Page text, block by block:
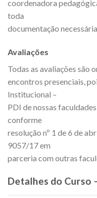
coordenadora
toda
documentação
Avaliações
Todas as avaliações são
encontros presenciais,
Institucional –
PDI de nossas
conforme
resolução nº 1 de 6 de
9057/17 em
parceria com outras
Detalhes do Curso